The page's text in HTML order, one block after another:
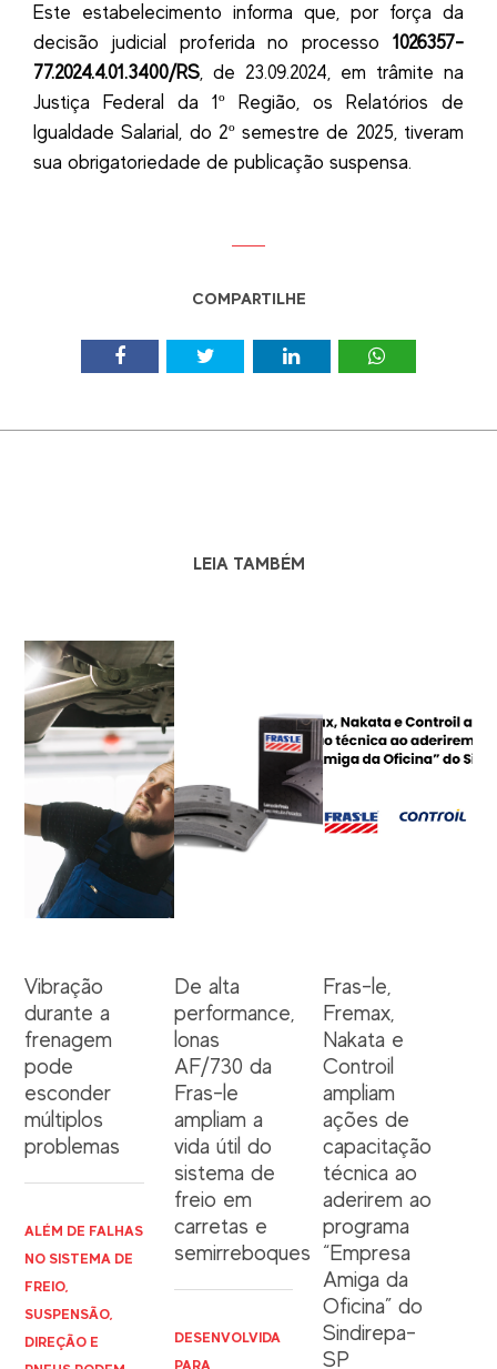
Este estabelecimento informa que, por força da
decisão judicial proferida no processo 1026357-
77.2024.4.01.3400/RS, de 23.09.2024, em trâmite na
Justiça Federal da 1º Região, os Relatórios de
Igualdade Salarial, do 2º semestre de 2025, tiveram
sua obrigatoriedade de publicação suspensa.
COMPARTILHE
LEIA TAMBÉM
Vibração
durante a
frenagem
pode
esconder
múltiplos
problemas
ALÉM DE FALHAS
NO SISTEMA DE
FREIO,
SUSPENSÃO,
DIREÇÃO E
De alta
performance,
lonas
AF/730 da
Fras-le
ampliam a
vida útil do
sistema de
freio em
carretas e
semirreboques
DESENVOLVIDA
PARA
Fras-le,
Fremax,
Nakata e
Controil
ampliam
ações de
capacitação
técnica ao
aderirem ao
programa
“Empresa
Amiga da
Oficina” do
Sindirepa-
SP